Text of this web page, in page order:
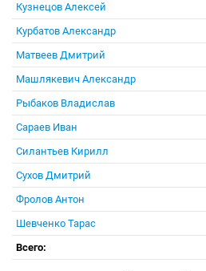
Кузнецов Алексей
Курбатов Александр
Матвеев Дмитрий
Машлякевич Александр
Рыбаков Владислав
Сараев Иван
Силантьев Кирилл
Сухов Дмитрий
Фролов Антон
Шевченко Тарас
Всего: